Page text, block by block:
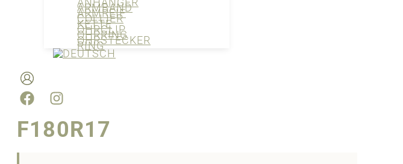
ARMBAND
ARMREIF
COLLIER
KETTE
OHRCLIP
OHRRING
OHRSTECKER
RING
F180R17